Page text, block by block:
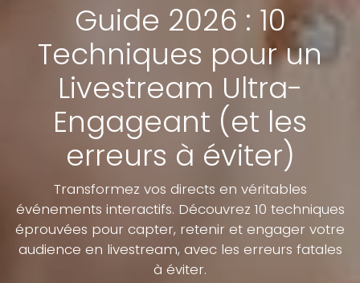
Guide 2026 : 10
Techniques pour un
Livestream Ultra-
Engageant (et les
erreurs à éviter)
Transformez vos directs en véritables
événements interactifs. Découvrez 10 techniques
éprouvées pour capter, retenir et engager votre
audience en livestream, avec les erreurs fatales
à éviter.